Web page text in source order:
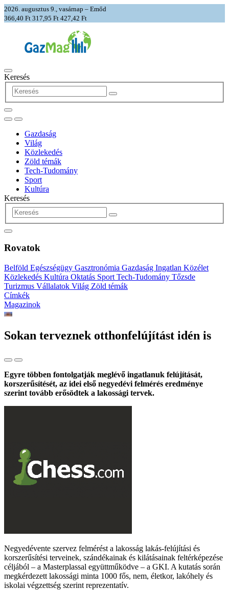
2026. augusztus 9., vasárnap – Emőd
366,40 Ft 317,95 Ft 427,42 Ft
Keresés
Gazdaság
Világ
Közlekedés
Zöld témák
Tech-Tudomány
Sport
Kultúra
Keresés
Rovatok
Belföld Egészségügy Gasztronómia Gazdaság Ingatlan Közélet
Közlekedés Kultúra Oktatás Sport Tech-Tudomány Tőzsde
Turizmus Vállalatok Világ Zöld témák
Címkék
Magazinok
Sokan terveznek otthonfelújítást idén is
Egyre többen fontolgatják meglévő ingatlanuk felújítását,
korszerűsítését, az idei első negyedévi felmérés eredménye
szerint tovább erősödtek a lakossági tervek.
Negyedévente szervez felmérést a lakosság lakás-felújítási és
korszerűsítési terveinek, szándékainak és kilátásainak feltérképezése
céljából – a Masterplassal együttműködve – a GKI. A kutatás során
megkérdezett lakossági minta 1000 fős, nem, életkor, lakóhely és
iskolai végzettség szerint reprezentatív.